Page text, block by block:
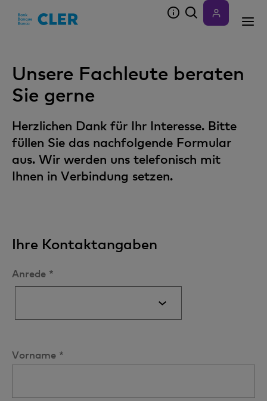
Unsere Fachleute beraten
Sie gerne
Herzlichen Dank für Ihr Interesse. Bitte
füllen Sie das nachfolgende Formular
aus. Wir werden uns telefonisch mit
Ihnen in Verbindung setzen.
Ihre Kontaktangaben
Anrede *
Vorname *